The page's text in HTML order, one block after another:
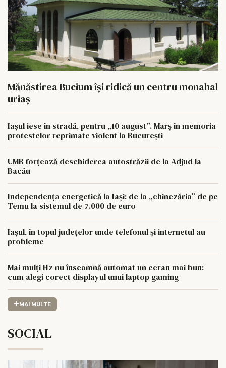
Mănăstirea Bucium își ridică un centru monahal
uriaș
Iașul iese în stradă, pentru „10 august”. Marș în memoria
protestelor reprimate violent la București
UMB forțează deschiderea autostrăzii de la Adjud la
Bacău
Independența energetică la Iași: de la „chinezăria” de pe
Temu la sistemul de 7.000 de euro
Iașul, în topul județelor unde telefonul și internetul au
probleme
Mai mulți Hz nu înseamnă automat un ecran mai bun:
cum alegi corect displayul unui laptop gaming
MAI MULTE
SOCIAL